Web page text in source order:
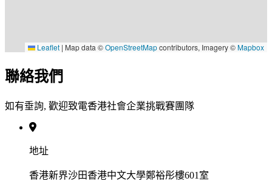
Leaflet | Map data ©OpenStreetMapcontributors, Imagery ©Mapbox
聯絡我們
如有垂詢, 歡迎致電香港社會企業挑戰賽團隊
地址
香港新界沙田香港中文大學鄭裕彤樓601室